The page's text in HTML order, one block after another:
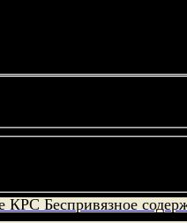
Беспривязное